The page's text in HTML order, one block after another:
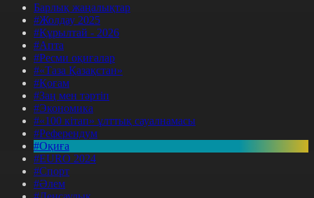
Барлық жаңалықтар
#Жолдау 2025
#Құрылтай - 2026
#Апта
#Ресми оқиғалар
#«Таза Қазақстан»
#Қоғам
#Заң мен тәртіп
#Экономика
#«100 кітап» ұлттық сауалнамасы
#Референдум
#Оқиға
#EURO 2024
#Спорт
#Әлем